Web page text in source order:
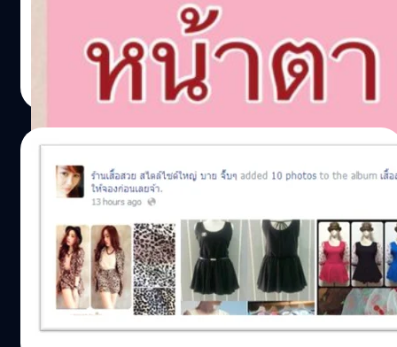
กันเยอะมากกกกกกกกก มากจนงงว่าเป็นไปได้ยังไง ทั้ง ๆ ที่
เมื่อก่อนไม่เห็นจะผิดกันมากขนาดนี้ โดยเฉพาะกลุ่มเด็กวัยรุ่น
บางส่วนที่มักจะพิมพ์โดยไม่ได้ใส่ใจเท่าไหร่นัก (บางส่วนก็เลย
คำว่าวัยรุ่นมามากแล้ว) นั่นก็คือคำว่า “น่า” กับ “หน้า” นั่นเอง
tutor_tom| 4560 days ago
05/02/2014
รู้หรือไม่: Size สะกดเป็นภาษาไทยว่า “ไซซ์”!!!
สวัสดีครับมิตรรักชาวแบไต๋ทุกท่าน กลับมาพบกันเป็นประจำ
ทุกวันพุธนะครับ คิดว่าคงมีบางท่านรออ่านบทความจากครู
ทอมบ้างนะครับ J เมื่อคืน ถ้าใครได้ติดตามชมรายการแบไต๋
ไอที ก็จะเจอกับคำศัพท์ที่ทำให้ทั้งไทม์ไลน์สั่นสะเทือน นั่นก็
คือคำว่า size นั่นเอง ใช้กันมาตลอดว่า ไซส์ แต่ครูทอมกลับ
บอกว่าต้องสะกดว่า “ไซซ์” ซะงั้น
tutor_tom| 4567 days ago